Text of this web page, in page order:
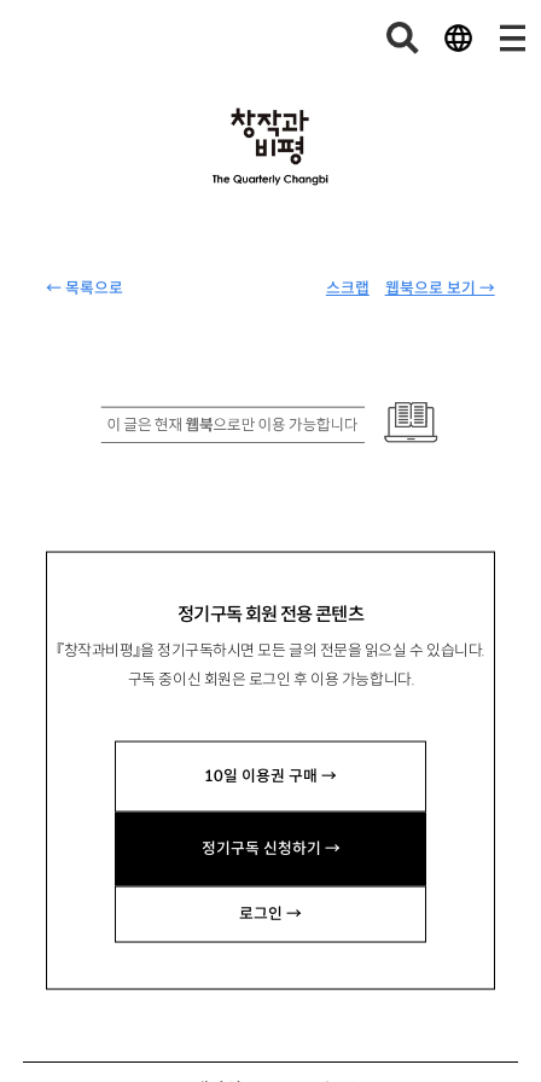
← 목록으로 웹북으로 보기 →
스크랩
정기구독 회원 전용 콘텐츠
『창작과비평』을 정기구독하시면 모든 글의 전문을 읽으실 수 있습니다.
구독 중이신 회원은 로그인 후 이용 가능합니다.
10일 이용권 구매 →
정기구독 신청하기 →
로그인 →